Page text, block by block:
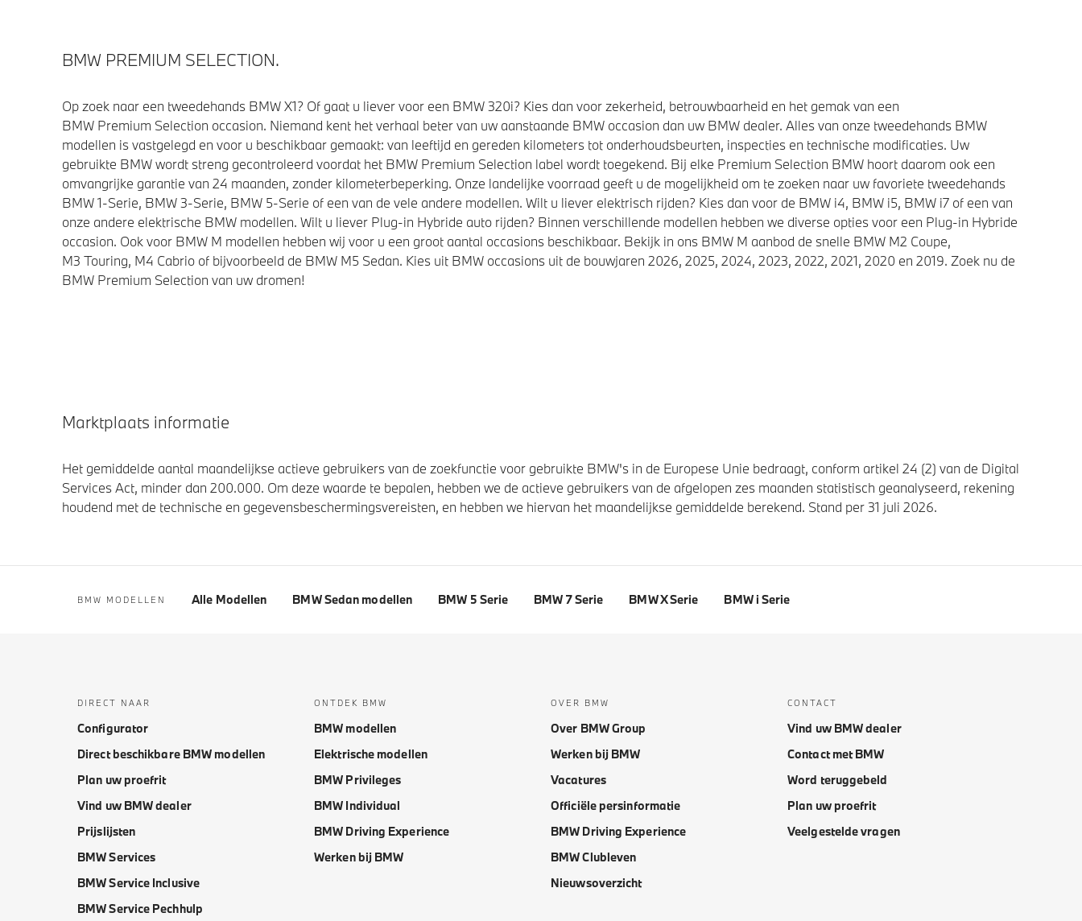
BMW PREMIUM SELECTION.
Op zoek naar een tweedehands BMW X1? Of gaat u liever voor een BMW 320i? Kies dan voor zekerheid, betrouwbaarheid en het gemak van een
BMW Premium Selection occasion. Niemand kent het verhaal beter van uw aanstaande BMW occasion dan uw BMW dealer. Alles van onze tweedehands BMW
modellen is vastgelegd en voor u beschikbaar gemaakt: van leeftijd en gereden kilometers tot onderhoudsbeurten, inspecties en technische modificaties. Uw
gebruikte BMW wordt streng gecontroleerd voordat het BMW Premium Selection label wordt toegekend. Bij elke Premium Selection BMW hoort daarom ook een
omvangrijke garantie van 24 maanden, zonder kilometerbeperking. Onze landelijke voorraad geeft u de mogelijkheid om te zoeken naar uw favoriete tweedehands
BMW 1-Serie, BMW 3-Serie, BMW 5-Serie of een van de vele andere modellen. Wilt u liever elektrisch rijden? Kies dan voor de BMW i4, BMW i5, BMW i7 of een van
onze andere elektrische BMW modellen. Wilt u liever Plug-in Hybride auto rijden? Binnen verschillende modellen hebben we diverse opties voor een Plug-in Hybride
occasion. Ook voor BMW M modellen hebben wij voor u een groot aantal occasions beschikbaar. Bekijk in ons BMW M aanbod de snelle BMW M2 Coupe,
M3 Touring, M4 Cabrio of bijvoorbeeld de BMW M5 Sedan. Kies uit BMW occasions uit de bouwjaren 2026, 2025, 2024, 2023, 2022, 2021, 2020 en 2019. Zoek nu de
BMW Premium Selection van uw dromen!
Marktplaats informatie
Het gemiddelde aantal maandelijkse actieve gebruikers van de zoekfunctie voor gebruikte BMW's in de Europese Unie bedraagt, conform artikel 24 (2) van de Digital
Services Act, minder dan 200.000. Om deze waarde te bepalen, hebben we de actieve gebruikers van de afgelopen zes maanden statistisch geanalyseerd, rekening
houdend met de technische en gegevensbeschermingsvereisten, en hebben we hiervan het maandelijkse gemiddelde berekend. Stand per 31 juli 2026.
BMW MODELLEN Alle Modellen BMW Sedan modellen BMW 5 Serie BMW 7 Serie BMW X Serie BMW i Serie
DIRECT NAAR
Configurator
Direct beschikbare BMW modellen
Plan uw proefrit
Vind uw BMW dealer
Prijslijsten
BMW Services
BMW Service Inclusive
BMW Service Pechhulp
ONTDEK BMW
BMW modellen
Elektrische modellen
BMW Privileges
BMW Individual
BMW Driving Experience
Werken bij BMW
OVER BMW
Over BMW Group
Werken bij BMW
Vacatures
Officiële persinformatie
BMW Driving Experience
BMW Clubleven
Nieuwsoverzicht
CONTACT
Vind uw BMW dealer
Contact met BMW
Word teruggebeld
Plan uw proefrit
Veelgestelde vragen